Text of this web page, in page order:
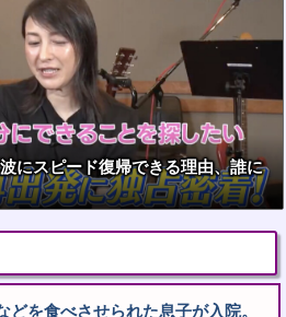
にスピード復帰できる理由、誰に
を食べさせられた息子が入院。